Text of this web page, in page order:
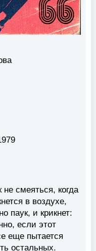
не смеяться, когда
в воздухе,
паук, и крикнет:
если этот
еще пытается
остальных.